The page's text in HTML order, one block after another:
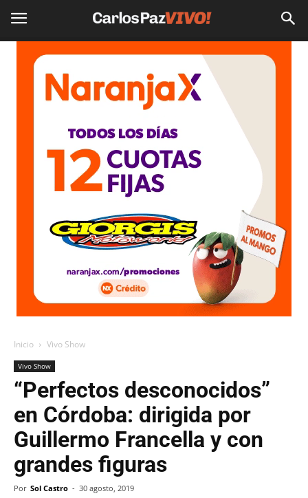
Inicio Vivo Show
Vivo Show
“Perfectos desconocidos”
en Córdoba: dirigida por
Guillermo Francella y con
grandes figuras
Por Sol Castro - 30 agosto, 2019